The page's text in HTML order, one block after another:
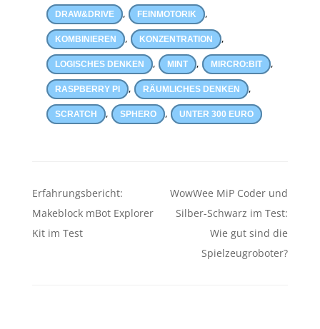
DRAW&DRIVE , FEINMOTORIK ,
KOMBINIEREN , KONZENTRATION ,
LOGISCHES DENKEN , MINT , MIRCRO:BIT ,
RASPBERRY PI , RÄUMLICHES DENKEN ,
SCRATCH , SPHERO , UNTER 300 EURO
Beitragsnavigation
Erfahrungsbericht:
Makeblock mBot Explorer
Kit im Test
WowWee MiP Coder und
Silber-Schwarz im Test:
Wie gut sind die
Spielzeugroboter?